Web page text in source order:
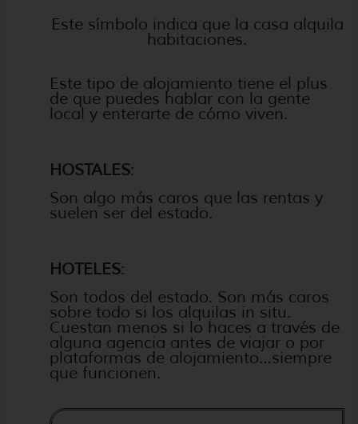
Este símbolo indica que la casa alquila
habitaciones.
Este tipo de alojamiento tiene el plus
de que puedes hablar con la gente
local y enterarte de cómo viven.
HOSTALES:
Son algo más caros que las rentas y
suelen ser del estado.
HOTELES:
Son todos del estado. Son más caros
sobre todo si los alquilas in situ.
Cuestan menos si lo haces a través de
alguna agencia antes de viajar o por
plataformas de alojamiento…siempre
que funcionen.